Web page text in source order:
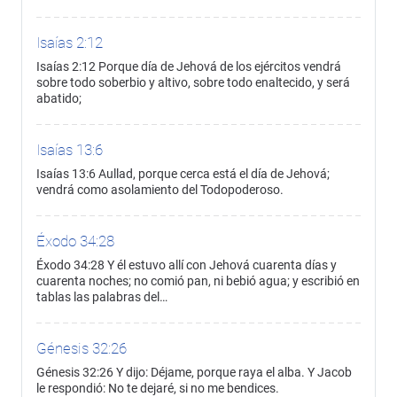
Isaías 2:12
Isaías 2:12 Porque día de Jehová de los ejércitos vendrá
sobre todo soberbio y altivo, sobre todo enaltecido, y será
abatido;
Isaías 13:6
Isaías 13:6 Aullad, porque cerca está el día de Jehová;
vendrá como asolamiento del Todopoderoso.
Éxodo 34:28
Éxodo 34:28 Y él estuvo allí con Jehová cuarenta días y
cuarenta noches; no comió pan, ni bebió agua; y escribió en
tablas las palabras del…
Génesis 32:26
Génesis 32:26 Y dijo: Déjame, porque raya el alba. Y Jacob
le respondió: No te dejaré, si no me bendices.